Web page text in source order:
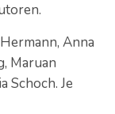
Anna
Maruan
Schoch. Je